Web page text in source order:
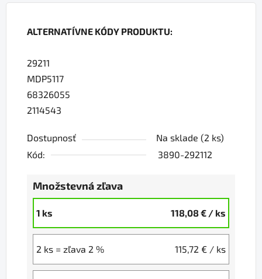
ALTERNATÍVNE KÓDY PRODUKTU:
29211
MDP5117
68326055
2114543
Dostupnosť Na sklade (2 ks)
Kód:
3890-292112
Množstevná zľava
1 ks 118,08 € / ks
2 ks = zľava 2 % 115,72 € / ks